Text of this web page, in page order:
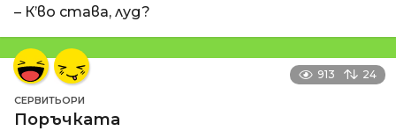
– К’во става, луд?
913 24
СЕРВИТЬОРИ
Поръчката